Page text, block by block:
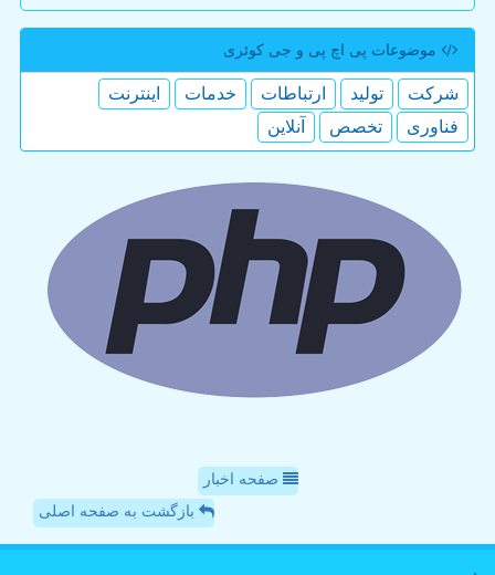
موضوعات پی اچ پی و جی كوئری
شركت تولید ارتباطات خدمات
اینترنت
فناوری
تخصص آنلاین
صفحه اخبار
بازگشت به صفحه اصلی